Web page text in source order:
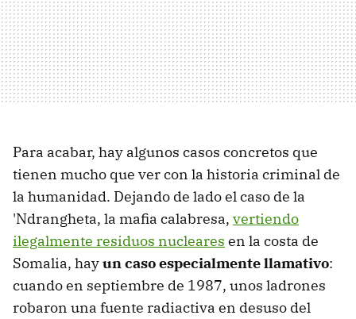
Para acabar, hay algunos casos concretos que
tienen mucho que ver con la historia criminal de
la humanidad. Dejando de lado el caso de la
'Ndrangheta, la mafia calabresa, vertiendo
ilegalmente residuos nucleares en la costa de
Somalia, hayun caso especialmente llamativo:
cuando en septiembre de 1987, unos ladrones
robaron una fuente radiactiva en desuso del